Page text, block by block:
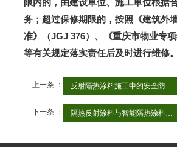
限内的，由建设单位、施工单位根据
务；超过保修期限的，按照《建筑外
准》（JGJ 376）、《重庆市物业专
等有关规定落实责任后及时进行维修。
上一条 ： 反射隔热涂料施工中的安全防护措施
下一条 ： 隔热反射涂料与智能隔热涂料的区别